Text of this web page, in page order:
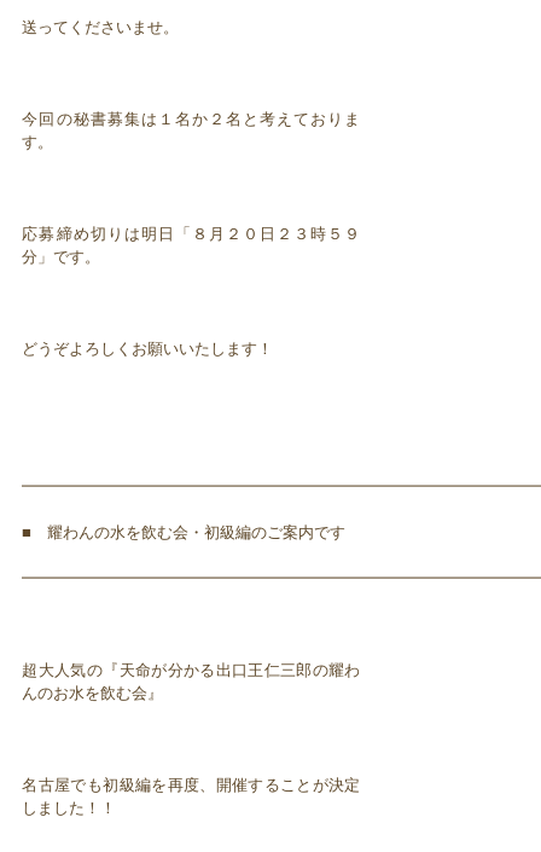
送ってくださいませ。
今回の秘書募集は１名か２名と考えておりま
す。
応募締め切りは明日「８月２０日２３時５９
分」です。
どうぞよろしくお願いいたします！
■ 耀わんの水を飲む会・初級編のご案内です
超大人気の『天命が分かる出口王仁三郎の耀わ
んのお水を飲む会』
名古屋でも初級編を再度、開催することが決定
しました！！